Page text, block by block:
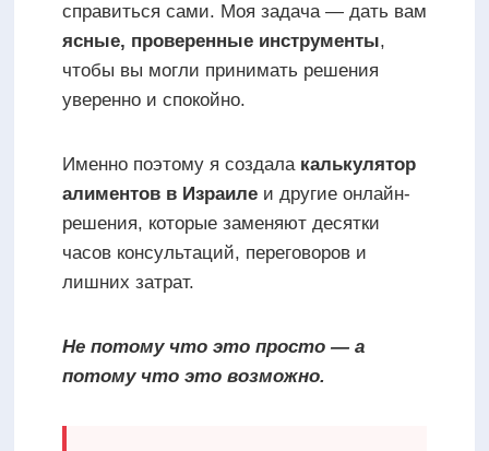
справиться сами. Моя задача — дать вам
ясные, проверенные инструменты,
чтобы вы могли принимать решения
уверенно и спокойно.
Именно поэтому я создала калькулятор
алиментов в Израилеи другие онлайн-
решения, которые заменяют десятки
часов консультаций, переговоров и
лишних затрат.
Не потому что это просто — а
потому что это возможно.